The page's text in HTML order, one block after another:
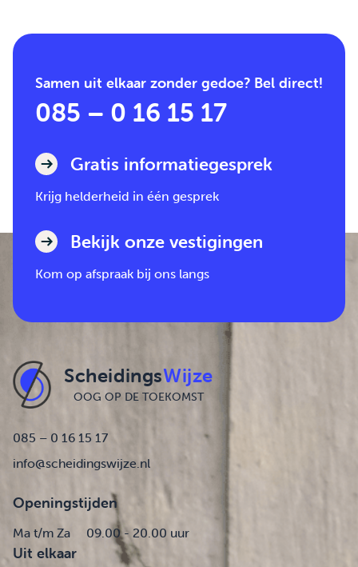
Samen uit elkaar zonder gedoe? Bel direct!
085 – 0 16 15 17
Gratis informatiegesprek
Krijg helderheid in één gesprek
Bekijk onze vestigingen
Kom op afspraak bij ons langs
ScheidingsWijze
OOG OP DE TOEKOMST
085 – 0 16 15 17
info@scheidingswijze.nl
Openingstijden
Ma t/m Za 09.00 - 20.00 uur
Uit elkaar